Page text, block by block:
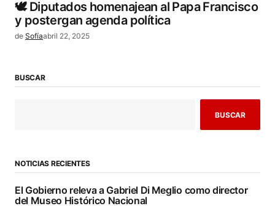
🕊️ Diputados homenajean al Papa Francisco
y postergan agenda política
de Sofíaabril 22, 2025
BUSCAR
BUSCAR
NOTICIAS RECIENTES
El Gobierno releva a Gabriel Di Meglio como director
del Museo Histórico Nacional